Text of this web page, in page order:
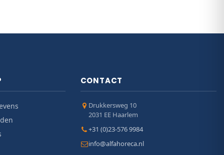
CONTACT
Drukkersweg 10
2031 EE Haarlem
+31 (0)23-576 9984
info@alfahoreca.nl